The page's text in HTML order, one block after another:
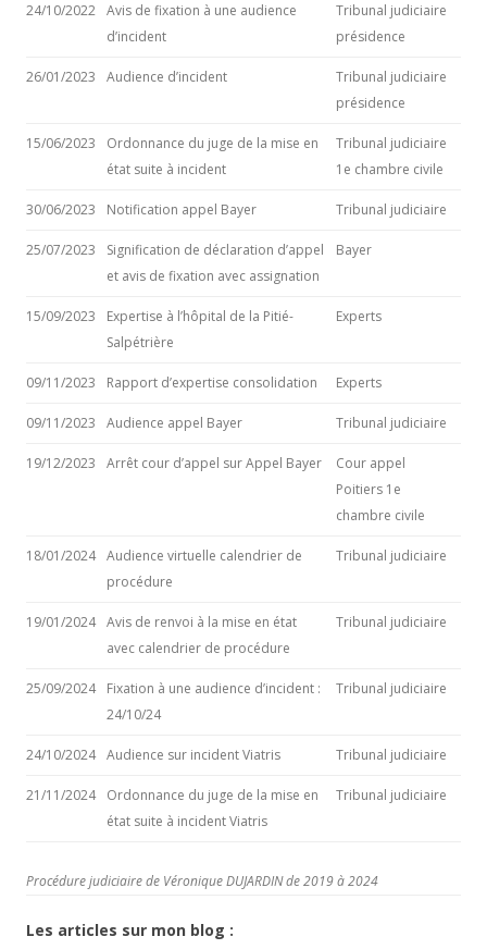
24/10/2022 Avis de fixation à une audience
d’incident
Tribunal judiciaire
présidence
26/01/2023 Audience d’incident
Tribunal judiciaire
présidence
15/06/2023
Ordonnance du juge de la mise en
état suite à incident
Tribunal judiciaire
1e chambre civile
30/06/2023 Notification appel Bayer Tribunal judiciaire
25/07/2023
Signification de déclaration d’appel
et avis de fixation avec assignation
Bayer
15/09/2023
Expertise à l’hôpital de la Pitié-
Salpétrière
Experts
09/11/2023 Rapport d’expertise consolidation Experts
09/11/2023 Audience appel Bayer Tribunal judiciaire
19/12/2023 Arrêt cour d’appel sur Appel Bayer
Cour appel
Poitiers 1e
chambre civile
18/01/2024 Audience virtuelle calendrier de
procédure
Tribunal judiciaire
19/01/2024 Avis de renvoi à la mise en état
avec calendrier de procédure
Tribunal judiciaire
25/09/2024
Fixation à une audience d’incident :
24/10/24
Tribunal judiciaire
24/10/2024 Audience sur incident Viatris Tribunal judiciaire
21/11/2024
Ordonnance du juge de la mise en
état suite à incident Viatris
Tribunal judiciaire
Procédure judiciaire de Véronique DUJARDIN de 2019 à 2024
Les articles sur mon blog :